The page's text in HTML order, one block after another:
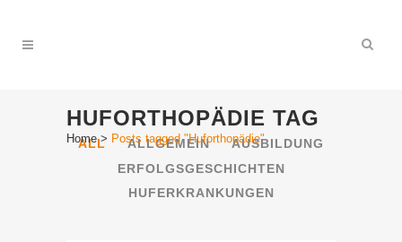
HUFORTHOPÄDIE TAG
Home> Posts tagged "Huforthopädie"
ALL ALLGEMEIN
AUSBILDUNG
ERFOLGSGESCHICHTEN
HUFERKRANKUNGEN